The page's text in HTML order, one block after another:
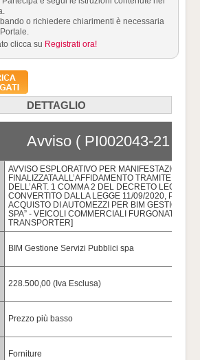
o richiedere chiarimenti è necessaria
clicca su Registrati ora!
DETTAGLIO
Avviso ( PI002043-21 )
AVVISO ESPLORATIVO PER MANIFESTAZIONE
FINALIZZATA ALL’AFFIDAMENTO TRAMITE
DELL’ART. 1 COMMA 2 DEL DECRETO LEGGE
CONVERTITO DALLA LEGGE 11/09/2020, PER LA
ACQUISTO DI AUTOMEZZI PER BIM GESTIONE
SPA” - VEICOLI COMMERCIALI FURGONATI
TRANSPORTER]
BIM Gestione Servizi Pubblici spa
228.500,00 (Iva Esclusa)
Prezzo più basso
Forniture